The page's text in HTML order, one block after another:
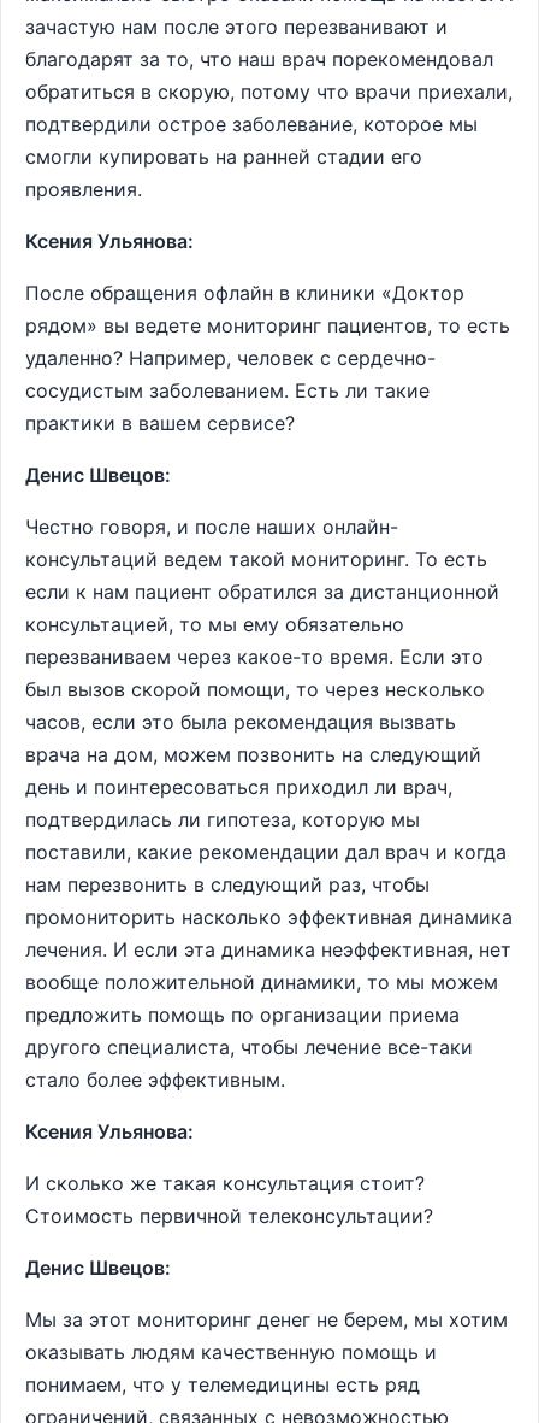
зачастую нам после этого перезванивают и
благодарят за то, что наш врач порекомендовал
обратиться в скорую, потому что врачи приехали,
подтвердили острое заболевание, которое мы
смогли купировать на ранней стадии его
проявления.
Ксения Ульянова:
После обращения офлайн в клиники «Доктор
рядом» вы ведете мониторинг пациентов, то есть
удаленно? Например, человек с сердечно-
сосудистым заболеванием. Есть ли такие
практики в вашем сервисе?
Денис Швецов:
Честно говоря, и после наших онлайн-
консультаций ведем такой мониторинг. То есть
если к нам пациент обратился за дистанционной
консультацией, то мы ему обязательно
перезваниваем через какое-то время. Если это
был вызов скорой помощи, то через несколько
часов, если это была рекомендация вызвать
врача на дом, можем позвонить на следующий
день и поинтересоваться приходил ли врач,
подтвердилась ли гипотеза, которую мы
поставили, какие рекомендации дал врач и когда
нам перезвонить в следующий раз, чтобы
промониторить насколько эффективная динамика
лечения. И если эта динамика неэффективная, нет
вообще положительной динамики, то мы можем
предложить помощь по организации приема
другого специалиста, чтобы лечение все-таки
стало более эффективным.
Ксения Ульянова:
И сколько же такая консультация стоит?
Стоимость первичной телеконсультации?
Денис Швецов:
Мы за этот мониторинг денег не берем, мы хотим
оказывать людям качественную помощь и
понимаем, что у телемедицины есть ряд
ограничений, связанных с невозможностью